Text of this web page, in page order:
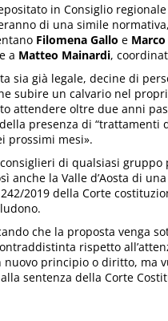
in Consiglio
di una simile
Filomena Gallo e
a Matteo Mainardi,
sia già legale, decine di
subire un calvario nel
attendere oltre due anni
presenza di “trattamenti
prossimi mesi».
di qualsiasi
anche la Valle d’Aosta di
2019 della Corte
che la proposta venga
rispetto
principio o diritto, ma
sentenza della Corte